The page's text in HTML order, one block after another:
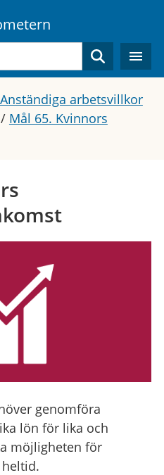
Sök
arbetsvillkor
/ Mål 65. Kvinnors
genomföra
lön för lika och
möjligheten för